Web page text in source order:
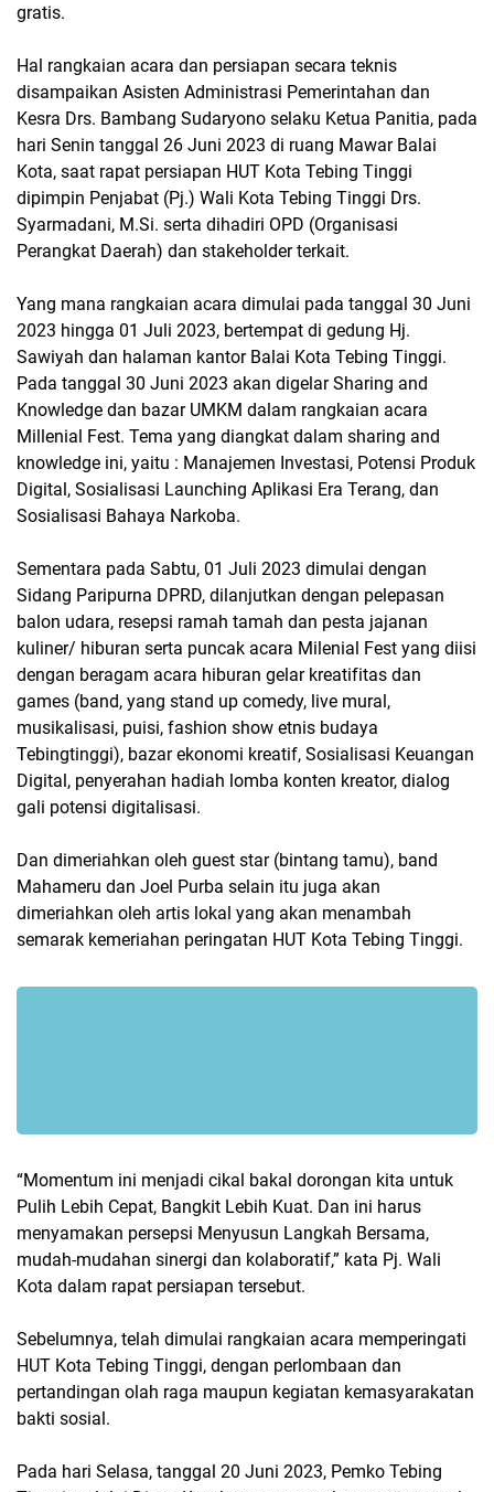
gratis.
Hal rangkaian acara dan persiapan secara teknis
disampaikan Asisten Administrasi Pemerintahan dan
Kesra Drs. Bambang Sudaryono selaku Ketua Panitia, pada
hari Senin tanggal 26 Juni 2023 di ruang Mawar Balai
Kota, saat rapat persiapan HUT Kota Tebing Tinggi
dipimpin Penjabat (Pj.) Wali Kota Tebing Tinggi Drs.
Syarmadani, M.Si. serta dihadiri OPD (Organisasi
Perangkat Daerah) dan stakeholder terkait.
Yang mana rangkaian acara dimulai pada tanggal 30 Juni
2023 hingga 01 Juli 2023, bertempat di gedung Hj.
Sawiyah dan halaman kantor Balai Kota Tebing Tinggi.
Pada tanggal 30 Juni 2023 akan digelar Sharing and
Knowledge dan bazar UMKM dalam rangkaian acara
Millenial Fest. Tema yang diangkat dalam sharing and
knowledge ini, yaitu : Manajemen Investasi, Potensi Produk
Digital, Sosialisasi Launching Aplikasi Era Terang, dan
Sosialisasi Bahaya Narkoba.
Sementara pada Sabtu, 01 Juli 2023 dimulai dengan
Sidang Paripurna DPRD, dilanjutkan dengan pelepasan
balon udara, resepsi ramah tamah dan pesta jajanan
kuliner/ hiburan serta puncak acara Milenial Fest yang diisi
dengan beragam acara hiburan gelar kreatifitas dan
games (band, yang stand up comedy, live mural,
musikalisasi, puisi, fashion show etnis budaya
Tebingtinggi), bazar ekonomi kreatif, Sosialisasi Keuangan
Digital, penyerahan hadiah lomba konten kreator, dialog
gali potensi digitalisasi.
Dan dimeriahkan oleh guest star (bintang tamu), band
Mahameru dan Joel Purba selain itu juga akan
dimeriahkan oleh artis lokal yang akan menambah
semarak kemeriahan peringatan HUT Kota Tebing Tinggi.
“Momentum ini menjadi cikal bakal dorongan kita untuk
Pulih Lebih Cepat, Bangkit Lebih Kuat. Dan ini harus
menyamakan persepsi Menyusun Langkah Bersama,
mudah-mudahan sinergi dan kolaboratif,” kata Pj. Wali
Kota dalam rapat persiapan tersebut.
Sebelumnya, telah dimulai rangkaian acara memperingati
HUT Kota Tebing Tinggi, dengan perlombaan dan
pertandingan olah raga maupun kegiatan kemasyarakatan
bakti sosial.
Pada hari Selasa, tanggal 20 Juni 2023, Pemko Tebing